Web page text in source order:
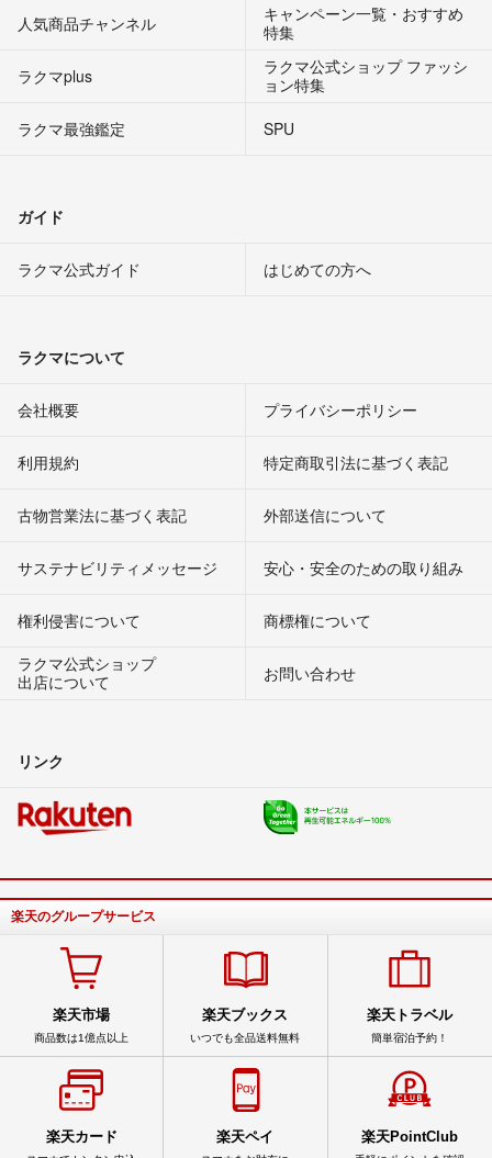
人気商品チャンネル
キャンペーン一覧・おすすめ
特集
ラクマplus
ラクマ公式ショップ ファッシ
ョン特集
ラクマ最強鑑定
SPU
ガイド
ラクマ公式ガイド はじめての方へ
ラクマについて
会社概要 プライバシーポリシー
利用規約 特定商取引法に基づく表記
古物営業法に基づく表記 外部送信について
サステナビリティメッセージ 安心・安全のための取り組み
権利侵害について
商標権について
ラクマ公式ショップ
出店について
お問い合わせ
リンク
楽天のグループサービス
楽天市場
商品数は1億点以上
楽天ブックス
いつでも全品送料無料
楽天トラベル
簡単宿泊予約！
楽天カード 楽天ペイ 楽天PointClub